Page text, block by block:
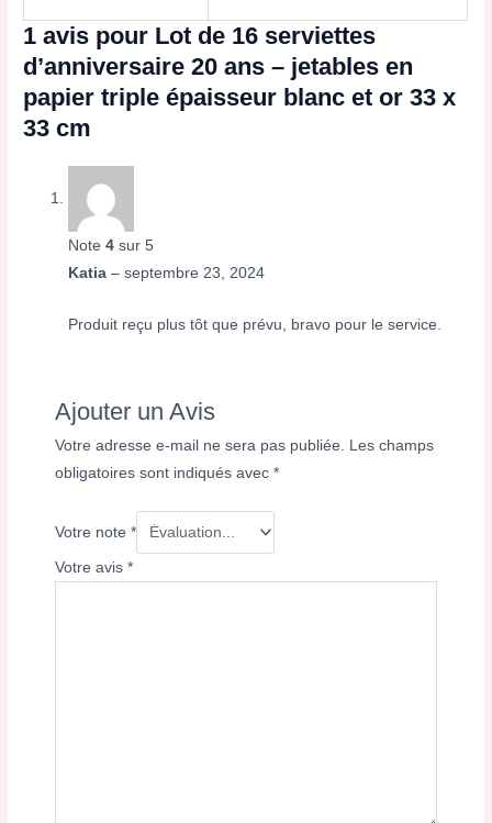
1 avis pour Lot de 16 serviettes
d’anniversaire 20 ans – jetables en
papier triple épaisseur blanc et or 33 x
33 cm
Note4 sur 5
Katia– septembre 23, 2024
Produit reçu plus tôt que prévu, bravo pour le service.
Ajouter un Avis
Votre adresse e-mail ne sera pas publiée. Les champs
obligatoires sont indiqués avec*
Votre note*
Votre avis*